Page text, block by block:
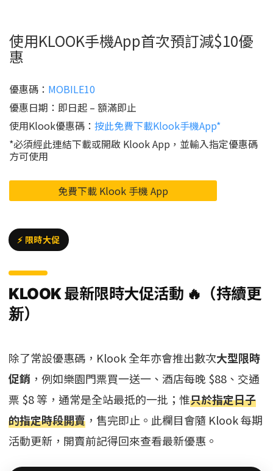
使用KLOOK手機App首次預訂減$10優
惠
優惠碼： MOBILE10
優惠日期：即日起 – 額滿即止
使用Klook優惠碼： 按此免費下載Klook手機App*
*必須經此連結下載或開啟 Klook App，並輸入指定優惠碼
方可使用
免費下載 Klook 手機 App
⚡ 限時大促
KLOOK 最新限時大促活動 🔥（持續更
新）
除了常設優惠碼，Klook 全年亦會推出數次大型限時
促銷 ，例如樂園門票買一送一、酒店每晚 $88、交通
票 $8 等，通常是全站最抵的一批；惟只於指定日子
的指定時段開賣 ，售完即止。此欄目會隨 Klook 每期
活動更新，開賣前記得回來查看最新優惠。